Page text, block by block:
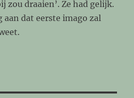
zou draaien’. Ze had gelijk.
dat eerste imago zal